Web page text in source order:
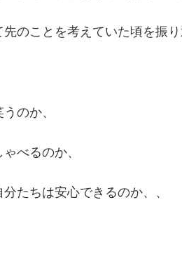
のことを考えていた頃を振り
のか、
べるのか、
たちは安心できるのか、、